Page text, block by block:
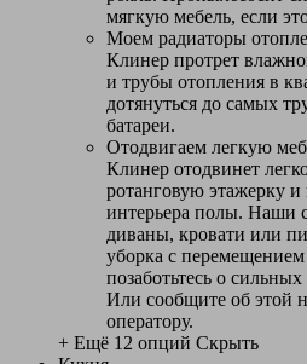
мягкую мебель, если
Моем радиаторы
Клинер протрет
и трубы отопления в
дотянуться до самых
батареи.
Отодвигаем легкую
Клинер отодвинет
ротанговую этажерку
интерьера полы. Наши
диваны, кровати или
уборка с
позаботьтесь о сильных
Или сообщите об этой
оператору.
+ Ещё 12 опций Скрыть